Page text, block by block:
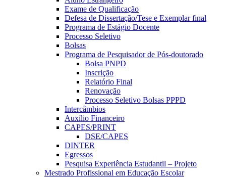
Exame de Qualificação
Defesa de Dissertação/Tese e Exemplar final
Programa de Estágio Docente
Processo Seletivo
Bolsas
Programa de Pesquisador de Pós-doutorado
Bolsa PNPD
Inscrição
Relatório Final
Renovação
Processo Seletivo Bolsas PPPD
Intercâmbios
Auxílio Financeiro
CAPES/PRINT
DSE/CAPES
DINTER
Egressos
Pesquisa Experiência Estudantil – Projeto
Mestrado Profissional em Educação Escolar